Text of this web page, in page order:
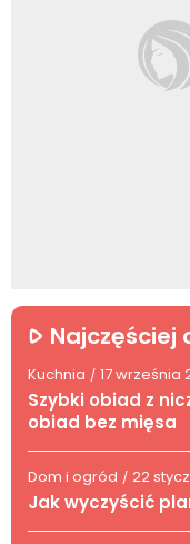
Najczęściej
Kuchnia / 17 września
Szybki obiad z
obiad bez mięsa
Dom i ogród / 22
Jak wyczyścić